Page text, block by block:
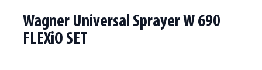
Wagner Universal Sprayer W 690
FLEXiO SET